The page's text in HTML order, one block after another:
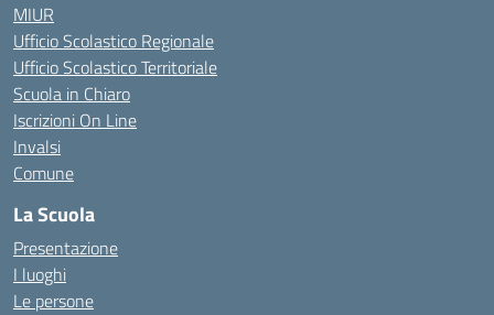
MIUR
Ufficio Scolastico Regionale
Ufficio Scolastico Territoriale
Scuola in Chiaro
Iscrizioni On Line
Invalsi
Comune
La Scuola
Presentazione
I luoghi
Le persone